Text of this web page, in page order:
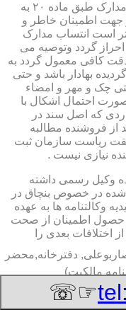
گرچه وظیفه کنترل اصالت خودرو وتائید مدارک طبق ماده ۲۰ به
جهت اطمینان خاطر و
است انتساب مدارک
گردد وتوصیه می
کافی معمول گردد به
بهادار باشد و حتی
چک و مهر و امضاء
احتمال اشکال با
که اصل سند در
فروشنده مطالبه
عنایت به موافقت ریاست سازمان ثبت
نیازی نیست .
وکیل رسمی داشته
در خصوص بنچاق در
وکالتنامه ها به عهده
حصول اطمینان از صحت
اختلافات بعدی را
تعویض پلاک حاوی
دفترخانه,محضر
☞☏